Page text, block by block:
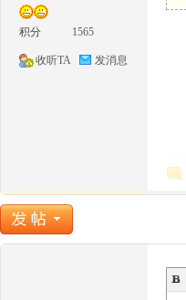
牛
积分 1565
收听TA 发消息